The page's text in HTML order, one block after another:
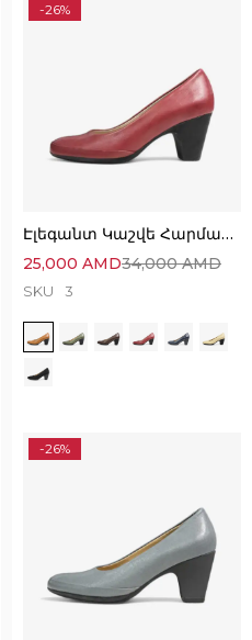
-26%
Էլեգանտ Կաշվե Հարմարավետ Կոշիկներ
34,000AMD
25,000 AMD
SKU 3
-26%